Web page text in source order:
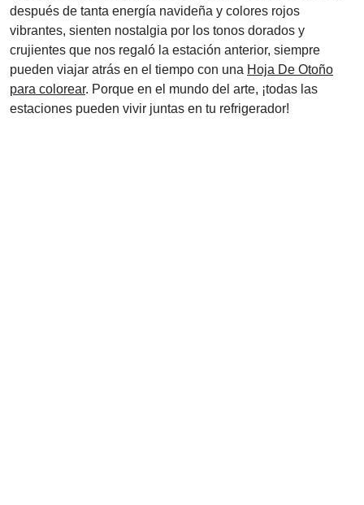
después de tanta energía navideña y colores rojos
vibrantes, sienten nostalgia por los tonos dorados y
crujientes que nos regaló la estación anterior, siempre
pueden viajar atrás en el tiempo con una Hoja De Otoño
para colorear. Porque en el mundo del arte, ¡todas las
estaciones pueden vivir juntas en tu refrigerador!